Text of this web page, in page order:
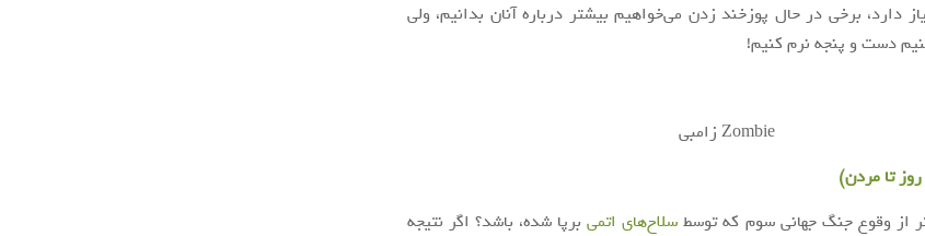
دارد، برخی در حال پوزخند زدن می‌خواهیم بیشتر درباره آنان بدانیم، ولی
دست و پنجه نرم کنیم!
از وقوع جنگ جهانی سوم که توسط سلاح‌های اتمیبرپا شده، باشد؟ اگر نتیجه